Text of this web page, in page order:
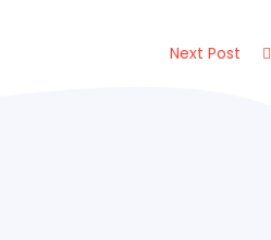
Next Post